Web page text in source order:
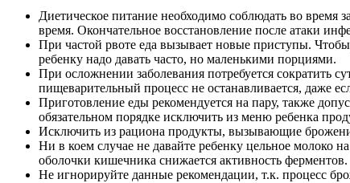
Диетическое питание необходимо соблюдать во время
время. Окончательное восстановление после атаки
При частой рвоте еда вызывает новые приступы.
ребенку надо давать часто, но маленькими порциями.
При осложнении заболевания потребуется сократить
пищеварительный процесс не останавливается, даже
Приготовление еды рекомендуется на пару, также
обязательном порядке исключить из меню ребенка
Исключить из рациона продукты, вызывающие
Ни в коем случае не давайте ребенку цельное молоко
оболочки кишечника снижается активность ферментов.
Не игнорируйте данные рекомендации, т.к. процесс